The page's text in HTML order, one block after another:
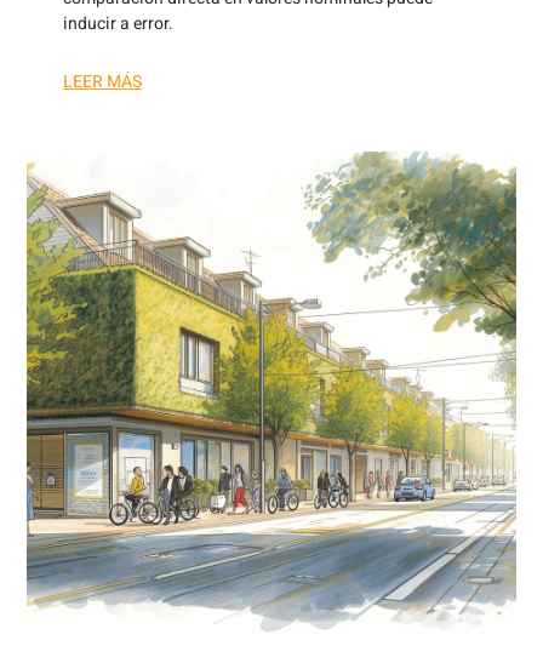
inducir a error.
LEER MÁS